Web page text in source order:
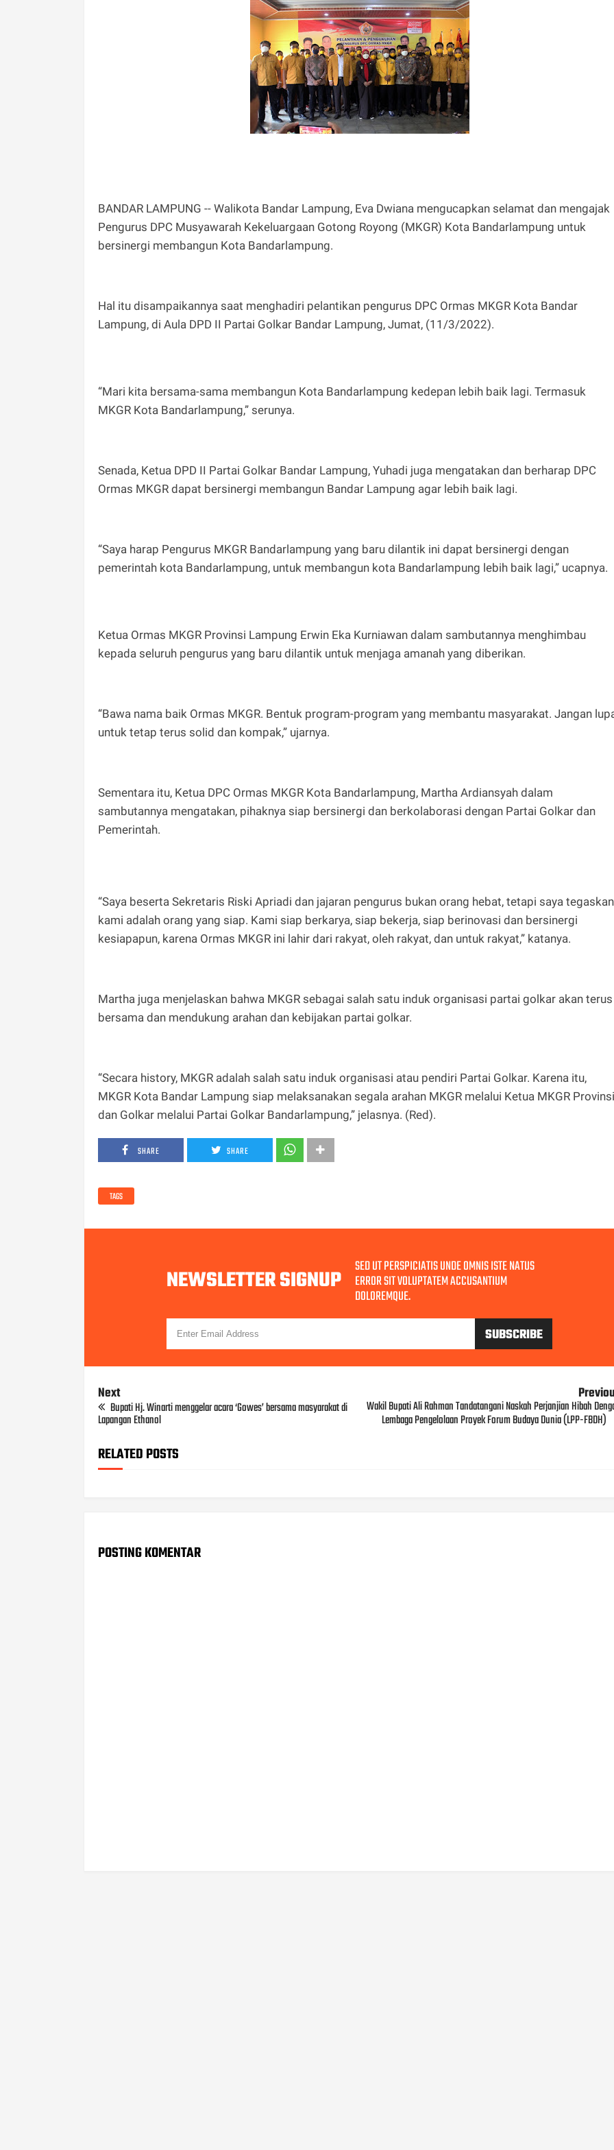
BANDAR LAMPUNG -- Walikota Bandar Lampung, Eva Dwiana mengucapkan selamat dan mengajak
Pengurus DPC Musyawarah Kekeluargaan Gotong Royong (MKGR) Kota Bandarlampung untuk
bersinergi membangun Kota Bandarlampung.
Hal itu disampaikannya saat menghadiri pelantikan pengurus DPC Ormas MKGR Kota Bandar
Lampung, di Aula DPD II Partai Golkar Bandar Lampung, Jumat, (11/3/2022).
“Mari kita bersama-sama membangun Kota Bandarlampung kedepan lebih baik lagi. Termasuk
MKGR Kota Bandarlampung,” serunya.
Senada, Ketua DPD II Partai Golkar Bandar Lampung, Yuhadi juga mengatakan dan berharap DPC
Ormas MKGR dapat bersinergi membangun Bandar Lampung agar lebih baik lagi.
“Saya harap Pengurus MKGR Bandarlampung yang baru dilantik ini dapat bersinergi dengan
pemerintah kota Bandarlampung, untuk membangun kota Bandarlampung lebih baik lagi,” ucapnya.
Ketua Ormas MKGR Provinsi Lampung Erwin Eka Kurniawan dalam sambutannya menghimbau
kepada seluruh pengurus yang baru dilantik untuk menjaga amanah yang diberikan.
“Bawa nama baik Ormas MKGR. Bentuk program-program yang membantu masyarakat. Jangan
untuk tetap terus solid dan kompak,” ujarnya.
Sementara itu, Ketua DPC Ormas MKGR Kota Bandarlampung, Martha Ardiansyah dalam
sambutannya mengatakan, pihaknya siap bersinergi dan berkolaborasi dengan Partai Golkar dan
Pemerintah.
“Saya beserta Sekretaris Riski Apriadi dan jajaran pengurus bukan orang hebat, tetapi saya tegaskan
kami adalah orang yang siap. Kami siap berkarya, siap bekerja, siap berinovasi dan bersinergi
kesiapapun, karena Ormas MKGR ini lahir dari rakyat, oleh rakyat, dan untuk rakyat,” katanya.
Martha juga menjelaskan bahwa MKGR sebagai salah satu induk organisasi partai golkar akan terus
bersama dan mendukung arahan dan kebijakan partai golkar.
“Secara history, MKGR adalah salah satu induk organisasi atau pendiri Partai Golkar. Karena itu,
MKGR Kota Bandar Lampung siap melaksanakan segala arahan MKGR melalui Ketua MKGR Provinsi
dan Golkar melalui Partai Golkar Bandarlampung,” jelasnya. (Red).
SHARE SHARE
TAGS
NEWSLETTER SIGNUP SED UT PERSPICIATIS UNDE OMNIS ISTE NATUS
ERROR SIT VOLUPTATEM ACCUSANTIUM
DOLOREMQUE.
Next
Bupati Hj. Winarti menggelar acara ‘Gowes’ bersama masyarakat di
Lapangan Ethanol
Wakil Bupati Ali Rahman Tandatangani Naskah Perjanjian Hibah
Lembaga Pengelolaan Proyek Forum Budaya Dunia (LPP-FBDH)
RELATED POSTS
POSTING KOMENTAR